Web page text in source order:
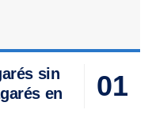
sin
en